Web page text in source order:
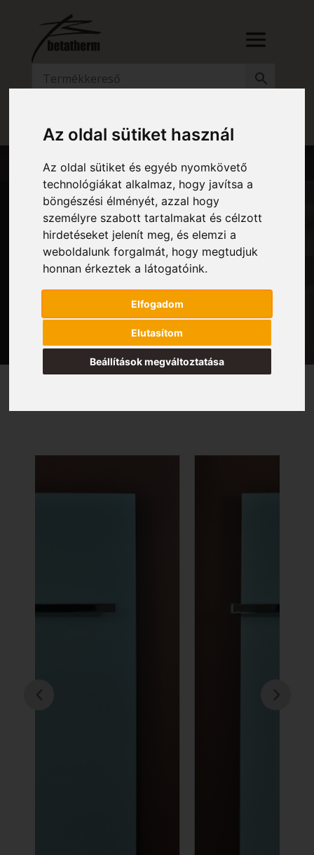
Az oldal sütiket használ
Az oldal sütiket és egyéb nyomkövető
technológiákat alkalmaz, hogy javítsa a
böngészési élményét, azzal hogy
személyre szabott tartalmakat és célzott
hirdetéseket jelenít meg, és elemzi a
weboldalunk forgalmát, hogy megtudjuk
honnan érkeztek a látogatóink.
Elfogadom
Elutasítom
Beállítások megváltoztatása
MATRIX – EGYSZÍNŰ
BURKOLATTAL